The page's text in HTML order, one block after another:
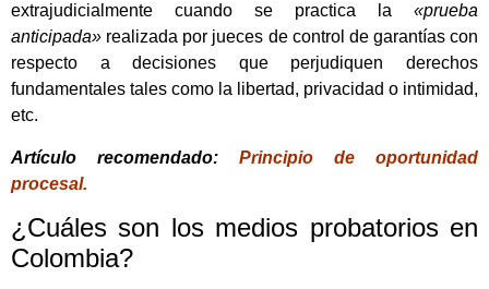
extrajudicialmente cuando se practica la «prueba
anticipada» realizada por jueces de control de garantías con
respecto a decisiones que perjudiquen derechos
fundamentales tales como la libertad, privacidad o intimidad,
etc.
Artículo recomendado: Principio de oportunidad
procesal.
¿Cuáles son los medios probatorios en
Colombia?